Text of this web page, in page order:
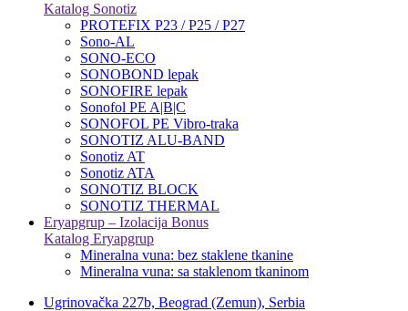
Katalog Sonotiz
PROTEFIX P23 / P25 / P27
Sono-AL
SONO-ECO
SONOBOND lepak
SONOFIRE lepak
Sonofol PE A|B|C
SONOFOL PE Vibro-traka
SONOTIZ ALU-BAND
Sonotiz AT
Sonotiz ATA
SONOTIZ BLOCK
SONOTIZ THERMAL
Eryapgrup – Izolacija Bonus
Katalog Eryapgrup
Mineralna vuna: bez staklene tkanine
Mineralna vuna: sa staklenom tkaninom
Ugrinovačka 227b, Beograd (Zemun), Serbia